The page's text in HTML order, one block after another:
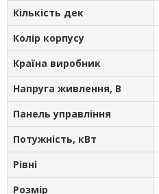
Кількість дек
Колір корпусу
Країна виробник
Напруга живлення, В
Панель управління
Потужність, кВт
Рівні
Розмір